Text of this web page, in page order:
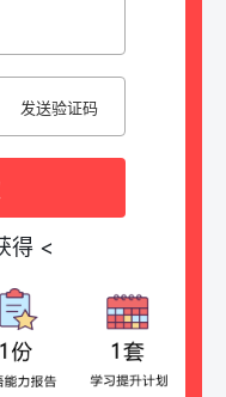
发送验证码
得 <